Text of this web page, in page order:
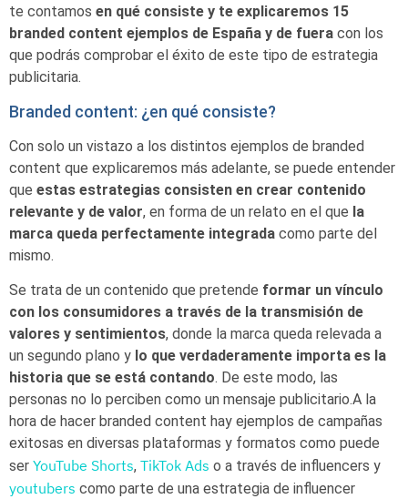
te contamos en qué consiste y te explicaremos 15
branded content ejemplos de España y de fuera con los
que podrás comprobar el éxito de este tipo de estrategia
publicitaria.
Branded content: ¿en qué consiste?
Con solo un vistazo a los distintos ejemplos de branded
content que explicaremos más adelante, se puede entender
que estas estrategias consisten en crear contenido
relevante y de valor, en forma de un relato en el que la
marca queda perfectamente integrada como parte del
mismo.
Se trata de un contenido que pretende formar un vínculo
con los consumidores a través de la transmisión de
valores y sentimientos, donde la marca queda relevada a
un segundo plano y lo que verdaderamente importa es la
historia que se está contando. De este modo, las
personas no lo perciben como un mensaje publicitario.A la
hora de hacer branded content hay ejemplos de campañas
exitosas en diversas plataformas y formatos como puede
ser YouTube Shorts, TikTok Ads o a través de influencers y
youtubers como parte de una estrategia de influencer